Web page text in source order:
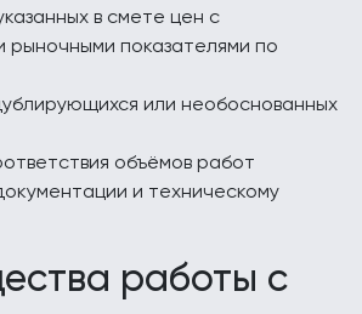
в смете цен с
рыночными показателями по
или необоснованных
объёмов работ
и техническому
работы с